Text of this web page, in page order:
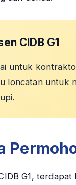
CIDB G1
untuk
loncatan untuk
G1,